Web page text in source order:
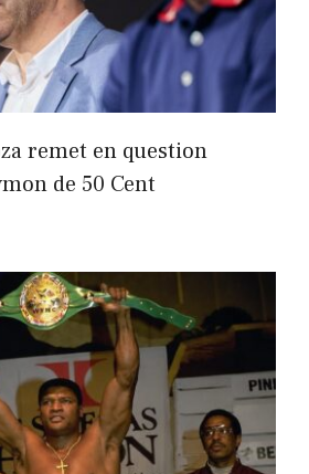
remet en question
de 50 Cent